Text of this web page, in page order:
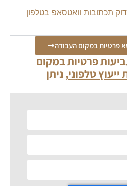
תכתובות וואטסאפ בטלפון
פרטיות במקום העבודה
פרטיות במקום
ייעוץ טלפוני, ניתן